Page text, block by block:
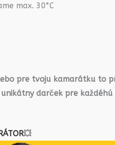
max. 30°C
pre tvoju kamarátku to
darček pre každéhú
💥